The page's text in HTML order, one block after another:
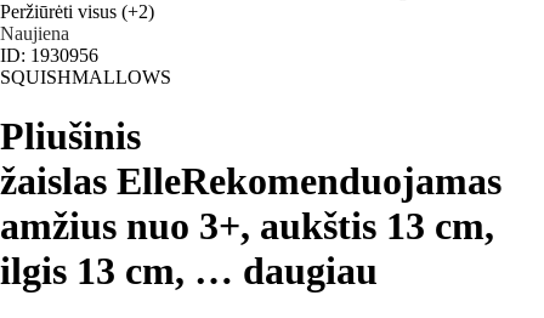
Peržiūrėti visus (+2)
Naujiena
ID: 1930956
SQUISHMALLOWS
Pliušinis
žaislas ElleRekomenduojamas
amžius nuo 3+, aukštis 13 cm,
ilgis 13 cm, … daugiau